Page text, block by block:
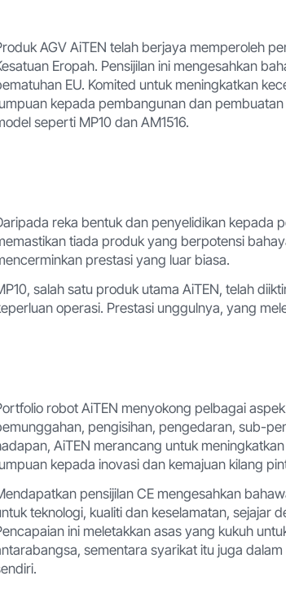
AGV AiTEN telah berjaya memperoleh
Eropah. Pensijilan ini mengesahkan
EU. Komited untuk meningkatkan
kepada pembangunan dan
seperti MP10 dan AM1516.
reka bentuk dan penyelidikan kepada
tiada produk yang berpotensi
prestasi yang luar biasa.
salah satu produk utama AiTEN, telah
operasi. Prestasi unggulnya, yang
robot AiTEN menyokong pelbagai
pengisihan, pengedaran, sub-
AiTEN merancang untuk
kepada inovasi dan kemajuan kilang
pensijilan CE mengesahkan
teknologi, kualiti dan keselamatan, sejajar
ini meletakkan asas yang kukuh
sementara syarikat itu juga